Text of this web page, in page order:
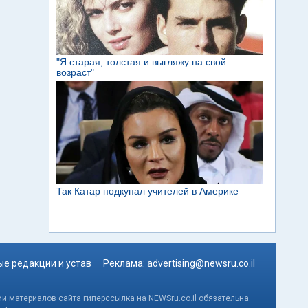
редакции и устав Реклама: advertising@newsru.co.il
сайта гиперссылка на NEWSru.co.il обязательна.